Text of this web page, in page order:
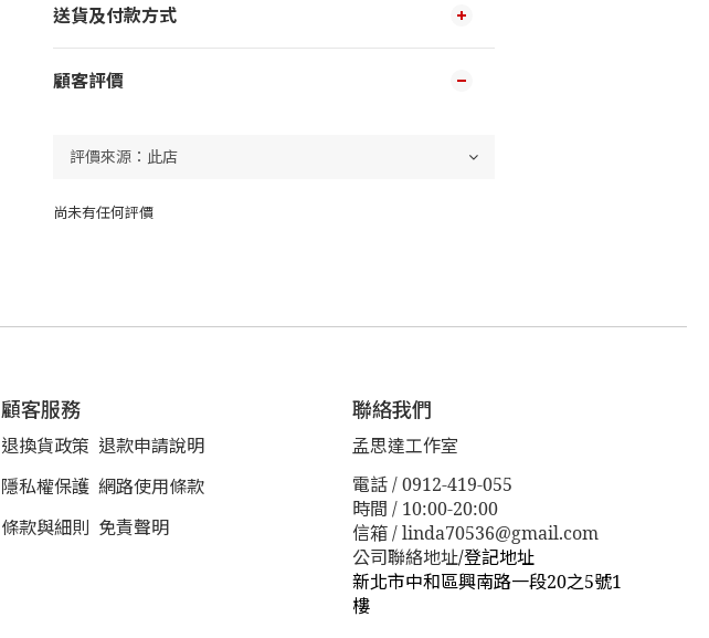
送貨及付款方式
顧客評價
尚未有任何評價
顧客服務
退換貨政策 退款申請說明
隱私權保護 網路使用條款
條款與細則 免責聲明
聯絡我們
孟思達工作室
電話 / 0912-419-055
時間 / 10:00-20:00
信箱 / linda70536@gmail.com
公司聯絡地址/登記地址
新北市中和區興南路一段20之5號1
樓